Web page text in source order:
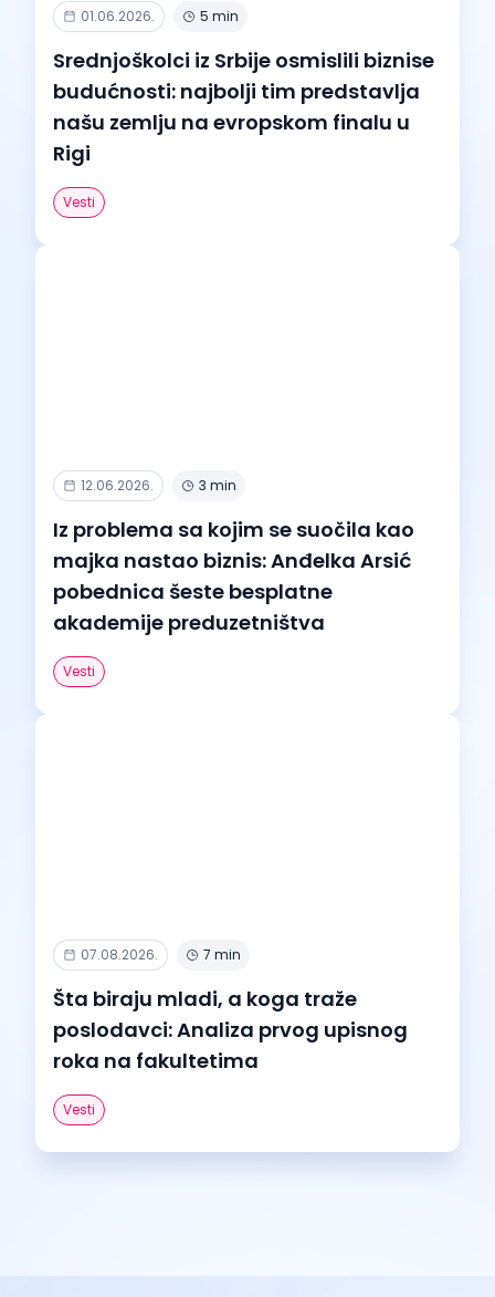
01.06.2026. 5 min
Srednjoškolci iz Srbije osmislili biznise
budućnosti: najbolji tim predstavlja
našu zemlju na evropskom finalu u
Rigi
Vesti
12.06.2026. 3 min
Iz problema sa kojim se suočila kao
majka nastao biznis: Anđelka Arsić
pobednica šeste besplatne
akademije preduzetništva
Vesti
07.08.2026. 7 min
Šta biraju mladi, a koga traže
poslodavci: Analiza prvog upisnog
roka na fakultetima
Vesti